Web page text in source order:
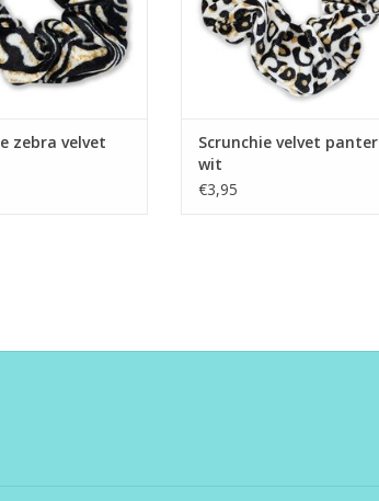
zebra velvet
Scrunchie velvet panter
wit
€3,95